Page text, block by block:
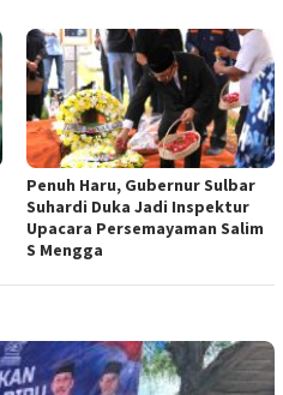
Penuh Haru, Gubernur Sulbar
Suhardi Duka Jadi Inspektur
Upacara Persemayaman Salim
S Mengga